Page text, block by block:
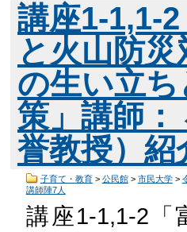
講座1-1,1-
と火山防
の生い立
策」講師
誉教授）
子育て・教育> 公民館> 市民大学>
講師陣7人
講座1-1,1-2「